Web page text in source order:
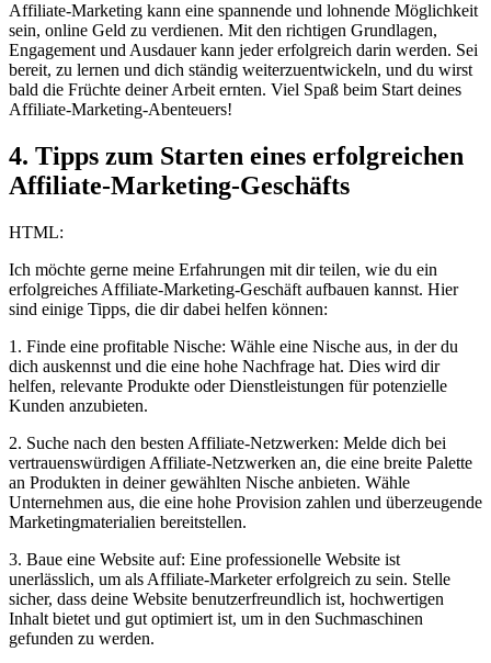
Affiliate-Marketing kann eine spannende und lohnende Möglichkeit
sein, online Geld zu verdienen. Mit den richtigen Grundlagen,
Engagement und Ausdauer kann jeder erfolgreich darin werden. Sei
bereit, zu lernen und dich ständig weiterzuentwickeln, und du wirst
bald die Früchte deiner Arbeit ernten. Viel Spaß beim Start deines
Affiliate-Marketing-Abenteuers!
4. Tipps zum Starten eines erfolgreichen
Affiliate-Marketing-Geschäfts
HTML:
Ich möchte gerne meine Erfahrungen mit dir teilen, wie du ein
erfolgreiches Affiliate-Marketing-Geschäft aufbauen kannst. Hier
sind einige Tipps, die dir dabei helfen können:
1. Finde eine profitable Nische: Wähle eine Nische aus, in der du
dich auskennst und die eine hohe Nachfrage hat. Dies wird dir
helfen, relevante Produkte oder Dienstleistungen für potenzielle
Kunden anzubieten.
2. Suche nach den besten Affiliate-Netzwerken: Melde dich bei
vertrauenswürdigen Affiliate-Netzwerken an, die eine breite Palette
an Produkten in deiner gewählten Nische anbieten. Wähle
Unternehmen aus, die eine hohe Provision zahlen und überzeugende
Marketingmaterialien bereitstellen.
3. Baue eine Website auf: Eine professionelle Website ist
unerlässlich, um als Affiliate-Marketer erfolgreich zu sein. Stelle
sicher, dass deine Website benutzerfreundlich ist, hochwertigen
Inhalt bietet und gut optimiert ist, um in den Suchmaschinen
gefunden zu werden.